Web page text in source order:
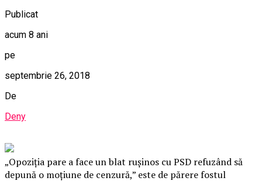
Publicat
acum 8 ani
pe
septembrie 26, 2018
De
Deny
„Opoziţia pare a face un blat ruşinos cu PSD refuzând să
depună o moţiune de cenzură,” este de părere fostul